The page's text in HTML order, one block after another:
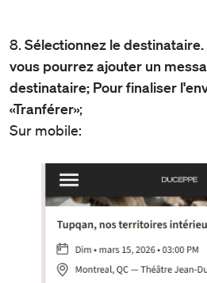
8. Sélectionnez le
vous pourrez ajouter un
destinataire; Pour finaliser
«Tranférer»;
Sur mobile: